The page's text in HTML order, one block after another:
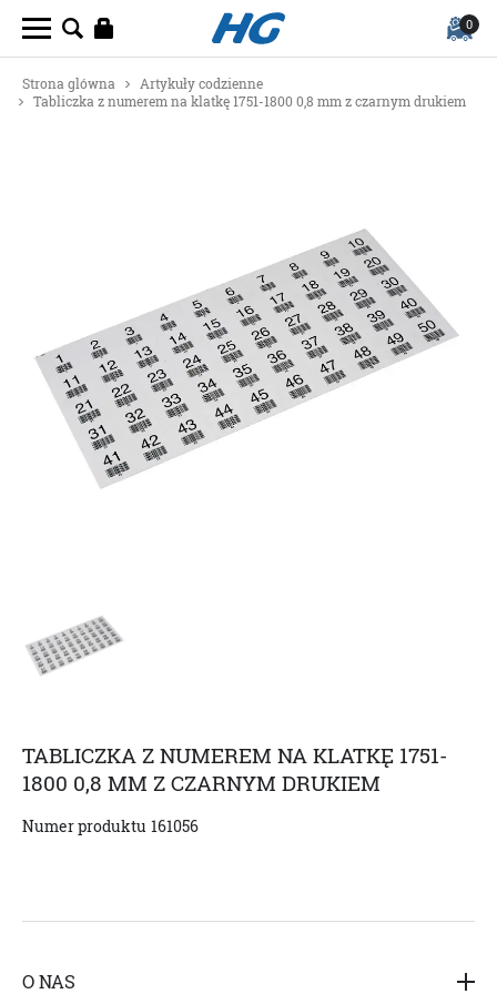
0
Strona glówna
Artykuły codzienne
Tabliczka z numerem na klatkę 1751-1800 0,8 mm z czarnym drukiem
TABLICZKA Z NUMEREM NA KLATKĘ 1751-
1800 0,8 MM Z CZARNYM DRUKIEM
Numer produktu 161056
O NAS